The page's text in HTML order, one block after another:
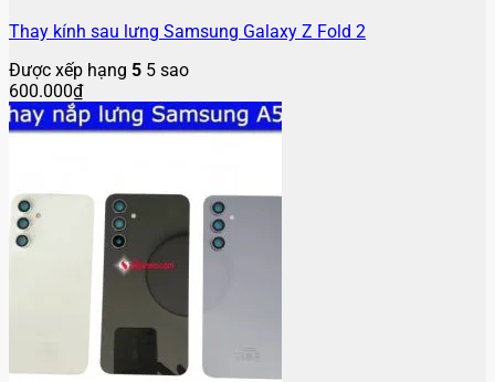
Thay kính sau lưng Samsung Galaxy Z Fold 2
Được xếp hạng 5 5 sao
600.000₫